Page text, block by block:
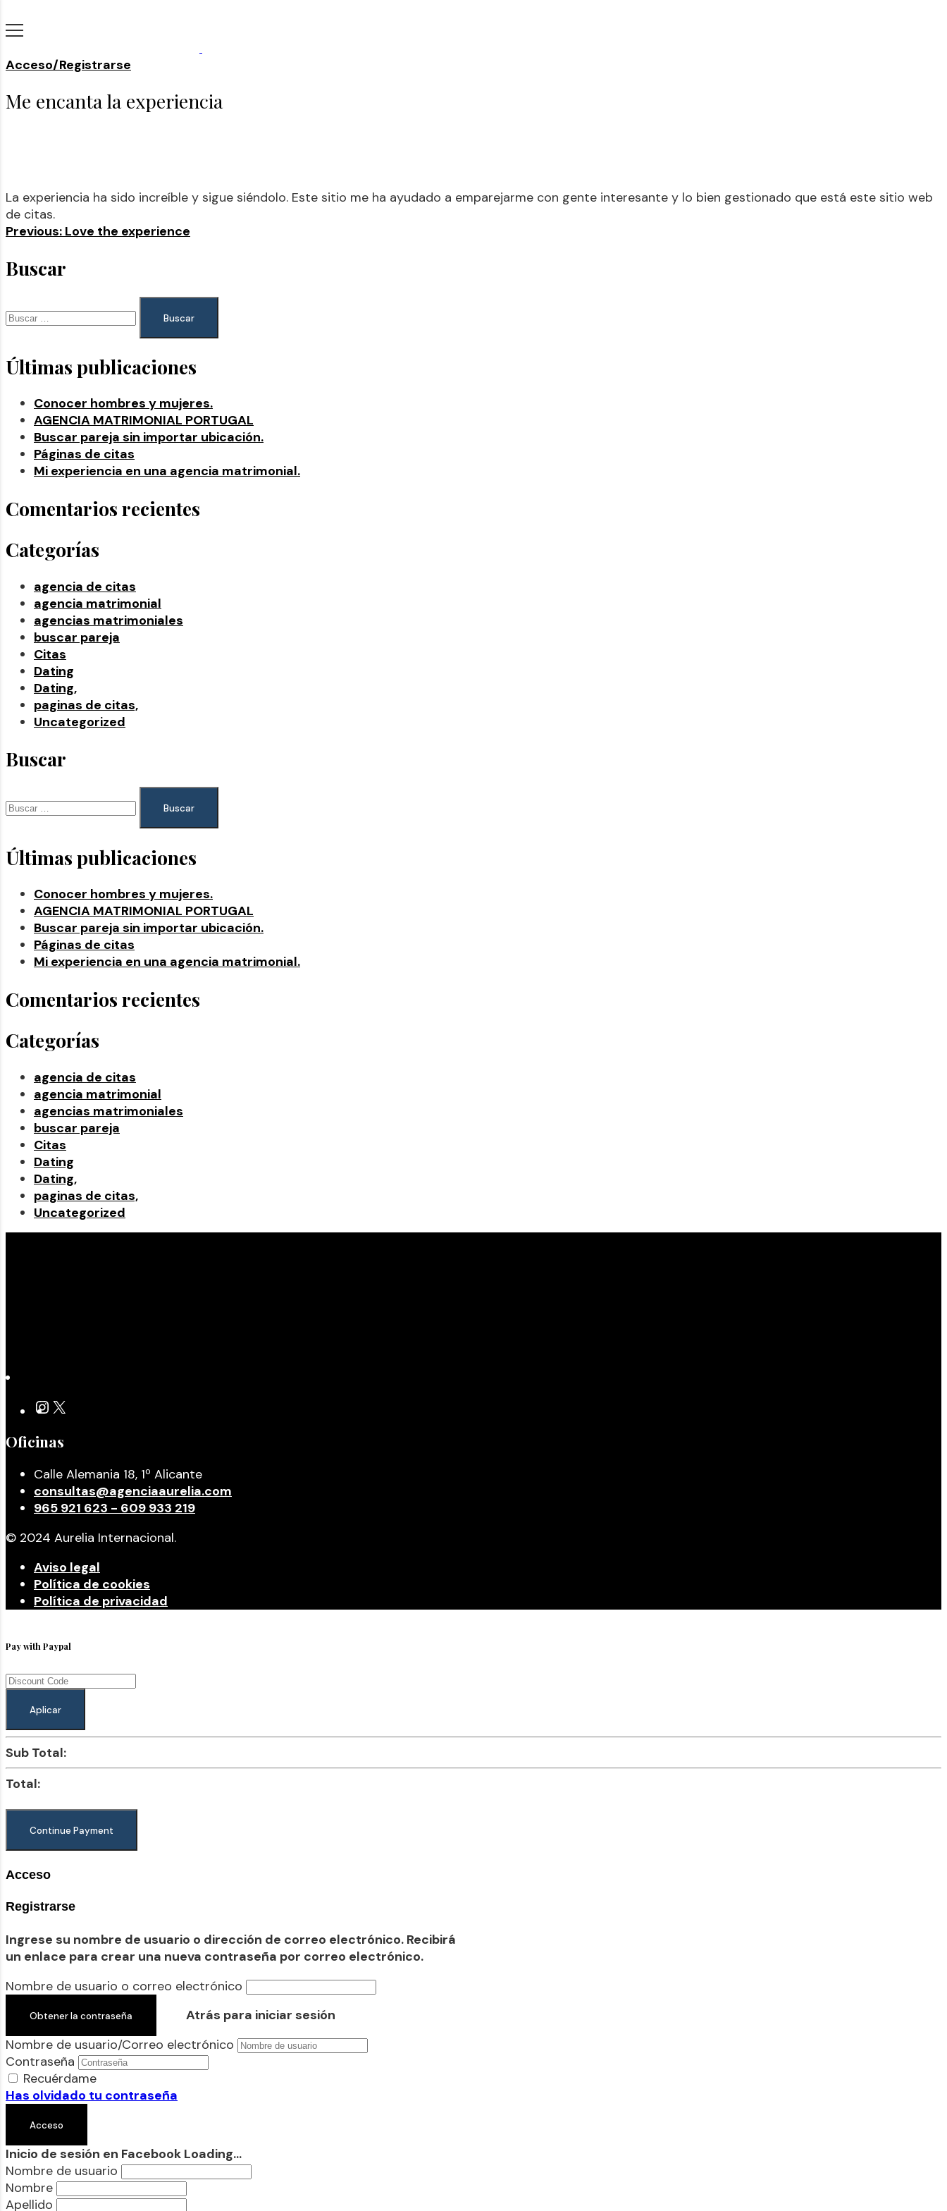
Acceso/Registrarse
Me encanta la experiencia
La experiencia ha sido increíble y sigue siéndolo. Este sitio me ha ayudado a emparejarme con gente interesante y lo bien gestionado que está este sitio web
de citas.
Previous: Love the experience
Buscar
Últimas publicaciones
Conocer hombres y mujeres.
AGENCIA MATRIMONIAL PORTUGAL
Buscar pareja sin importar ubicación.
Páginas de citas
Mi experiencia en una agencia matrimonial.
Comentarios recientes
Categorías
agencia de citas
agencia matrimonial
agencias matrimoniales
buscar pareja
Citas
Dating
Dating,
paginas de citas,
Uncategorized
Buscar
Últimas publicaciones
Conocer hombres y mujeres.
AGENCIA MATRIMONIAL PORTUGAL
Buscar pareja sin importar ubicación.
Páginas de citas
Mi experiencia en una agencia matrimonial.
Comentarios recientes
Categorías
agencia de citas
agencia matrimonial
agencias matrimoniales
buscar pareja
Citas
Dating
Dating,
paginas de citas,
Uncategorized
Oficinas
Calle Alemania 18, 1º Alicante
consultas@agenciaaurelia.com
965 921 623 - 609 933 219
© 2024 Aurelia Internacional.
Aviso legal
Política de cookies
Política de privacidad
Pay with Paypal
Aplicar
Sub Total:
Total:
Acceso
Registrarse
Ingrese su nombre de usuario o dirección de correo electrónico. Recibirá
un enlace para crear una nueva contraseña por correo electrónico.
Nombre de usuario o correo electrónico
Atrás para iniciar sesión
Nombre de usuario/Correo electrónico
Contraseña
Recuérdame
Has olvidado tu contraseña
Inicio de sesión en Facebook Loading...
Nombre de usuario
Nombre
Apellido